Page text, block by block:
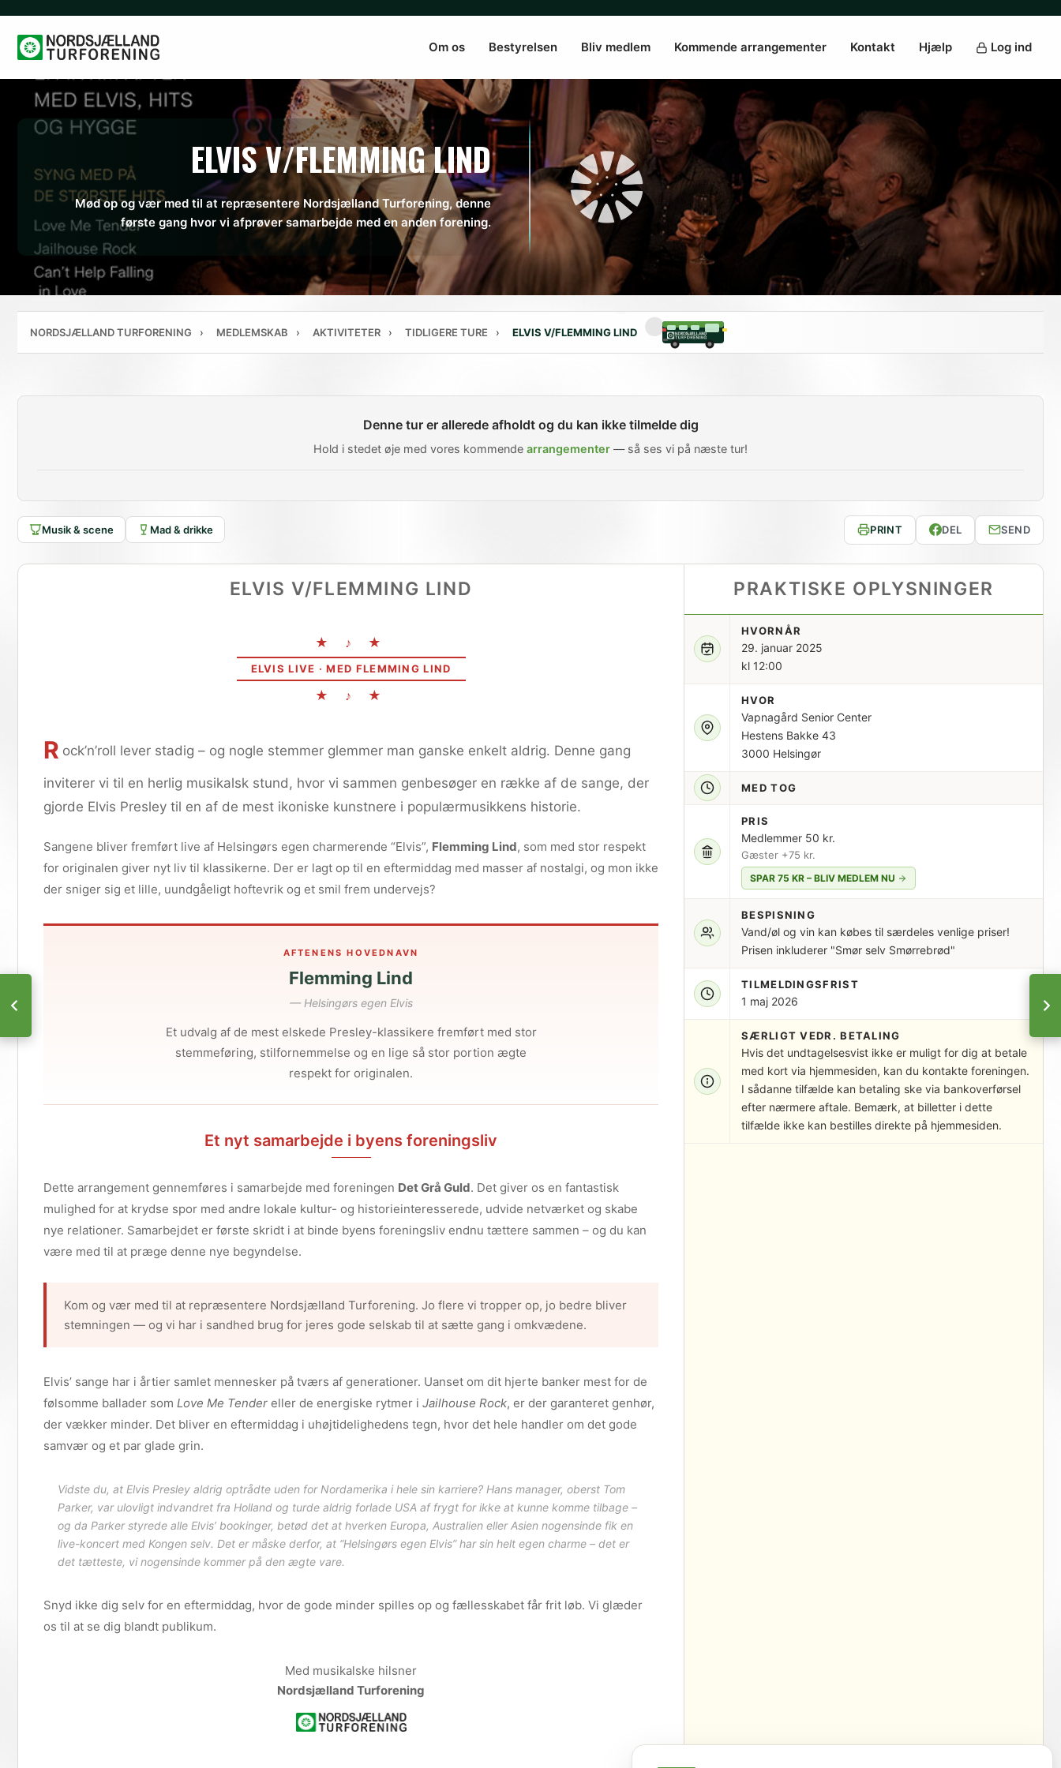
indhold
Om os Bestyrelsen Bliv medlem Kommende arrangementer Kontakt Hjælp Log ind
ELVIS V/FLEMMING LIND
Mød op og vær med til at repræsentere Nordsjælland Turforening, denne
første gang hvor vi afprøver samarbejde med en anden forening.
NORDSJÆLLAND TURFORENING › MEDLEMSKAB › AKTIVITETER › TIDLIGERE TURE › ELVIS V/FLEMMING LIND
Denne tur er allerede afholdt og du kan ikke tilmelde dig
Hold i stedet øje med vores kommende arrangementer — så ses vi på næste tur!
Musik & scene Mad & drikke PRINT DEL SEND
ELVIS V/FLEMMING LIND
★ ♪ ★
ELVIS LIVE · MED FLEMMING LIND
★ ♪ ★
R ock’n’roll lever stadig – og nogle stemmer glemmer man ganske enkelt aldrig. Denne gang
inviterer vi til en herlig musikalsk stund, hvor vi sammen genbesøger en række af de sange, der
gjorde Elvis Presley til en af de mest ikoniske kunstnere i populærmusikkens historie.
Sangene bliver fremført live af Helsingørs egen charmerende “Elvis”, Flemming Lind, som med stor respekt
for originalen giver nyt liv til klassikerne. Der er lagt op til en eftermiddag med masser af nostalgi, og mon ikke
der sniger sig et lille, uundgåeligt hoftevrik og et smil frem undervejs?
AFTENENS HOVEDNAVN
Flemming Lind
— Helsingørs egen Elvis
Et udvalg af de mest elskede Presley-klassikere fremført med stor
stemmeføring, stilfornemmelse og en lige så stor portion ægte
respekt for originalen.
Et nyt samarbejde i byens foreningsliv
Dette arrangement gennemføres i samarbejde med foreningen Det Grå Guld. Det giver os en fantastisk
mulighed for at krydse spor med andre lokale kultur- og historieinteresserede, udvide netværket og skabe
nye relationer. Samarbejdet er første skridt i at binde byens foreningsliv endnu tættere sammen – og du kan
være med til at præge denne nye begyndelse.
Kom og vær med til at repræsentere Nordsjælland Turforening. Jo flere vi tropper op, jo bedre bliver
stemningen — og vi har i sandhed brug for jeres gode selskab til at sætte gang i omkvædene.
Elvis’ sange har i årtier samlet mennesker på tværs af generationer. Uanset om dit hjerte banker mest for de
følsomme ballader som Love Me Tender eller de energiske rytmer i Jailhouse Rock, er der garanteret genhør,
der vækker minder. Det bliver en eftermiddag i uhøjtidelighedens tegn, hvor det hele handler om det gode
samvær og et par glade grin.
Vidste du, at Elvis Presley aldrig optrådte uden for Nordamerika i hele sin karriere? Hans manager, oberst Tom
Parker, var ulovligt indvandret fra Holland og turde aldrig forlade USA af frygt for ikke at kunne komme tilbage –
og da Parker styrede alle Elvis’ bookinger, betød det at hverken Europa, Australien eller Asien nogensinde fik en
live-koncert med Kongen selv. Det er måske derfor, at “Helsingørs egen Elvis” har sin helt egen charme – det er
det tætteste, vi nogensinde kommer på den ægte vare.
Snyd ikke dig selv for en eftermiddag, hvor de gode minder spilles op og fællesskabet får frit løb. Vi glæder
os til at se dig blandt publikum.
Med musikalske hilsner
Nordsjælland Turforening
PRAKTISKE OPLYSNINGER
HVORNÅR
29. januar 2025
kl 12:00
HVOR
Vapnagård Senior Center
Hestens Bakke 43
3000 Helsingør
MED TOG
PRIS
Medlemmer 50 kr.
Gæster +75 kr.
SPAR 75 KR – BLIV MEDLEM NU
BESPISNING
Vand/øl og vin kan købes til særdeles venlige priser!
Prisen inkluderer "Smør selv Smørrebrød"
TILMELDINGSFRIST
1 maj 2026
SÆRLIGT VEDR. BETALING
Hvis det undtagelsesvist ikke er muligt for dig at betale
med kort via hjemmesiden, kan du kontakte foreningen.
I sådanne tilfælde kan betaling ske via bankoverførsel
efter nærmere aftale. Bemærk, at billetter i dette
tilfælde ikke kan bestilles direkte på hjemmesiden.